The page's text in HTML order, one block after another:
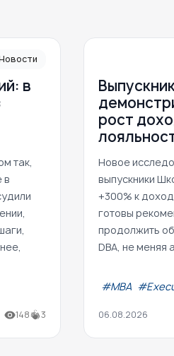
в
так,
в
148 3
рост
Новое
выпускники
+300% к
готовы
продолжить
DBA, не меняя
#МВА
06.08.2026